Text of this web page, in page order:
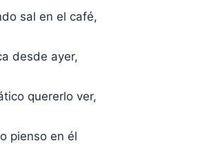
sal en el café,
desde ayer,
quererlo ver,
pienso en él